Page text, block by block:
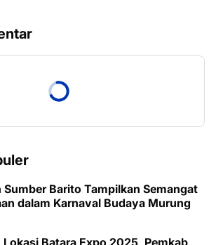
Sumber Barito Tampilkan Semangat
dalam Karnaval Budaya Murung
Lokasi Batara Expo 2025, Pemkab